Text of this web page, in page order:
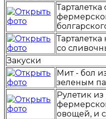
со
Закуски
Мит - бол
зеленым
Рулетик
овощей, и